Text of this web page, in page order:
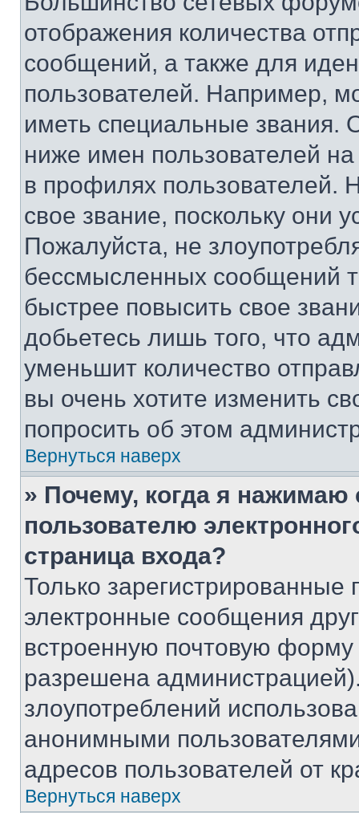
отображения количества
сообщений, а также для
пользователей. Например,
иметь специальные звания.
ниже имен пользователей
в профилях
свое звание, поскольку они
Пожалуйста, не
бессмысленных сообщений
быстрее повысить свое
добьетесь лишь того, что
уменьшит количество
вы очень хотите изменить
попросить об этом
Вернуться наверх
» Почему, когда я нажимаю
пользователю
страница входа?
Только зарегистрированные
электронные сообщения
встроенную почтовую
разрешена
злоупотреблений
анонимными
адресов пользователей от
Вернуться наверх